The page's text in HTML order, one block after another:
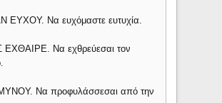
ΕΥΧΟΥ. Να ευχόμαστε ευτυχία.
Να εχθρεύεσαι τον
Να προφυλάσσεσαι από την